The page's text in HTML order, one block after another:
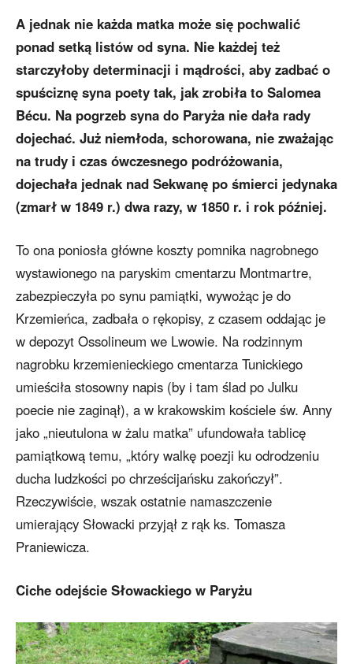
A jednak nie każda matka może się pochwalić
ponad setką listów od syna. Nie każdej też
starczyłoby determinacji i mądrości, aby zadbać o
spuściznę syna poety tak, jak zrobiła to Salomea
Bécu. Na pogrzeb syna do Paryża nie dała rady
dojechać. Już niemłoda, schorowana, nie zważając
na trudy i czas ówczesnego podróżowania,
dojechała jednak nad Sekwanę po śmierci jedynaka
(zmarł w 1849 r.) dwa razy, w 1850 r. i rok później.
To ona poniosła główne koszty pomnika nagrobnego
wystawionego na paryskim cmentarzu Montmartre,
zabezpieczyła po synu pamiątki, wywożąc je do
Krzemieńca, zadbała o rękopisy, z czasem oddając je
w depozyt Ossolineum we Lwowie. Na rodzinnym
nagrobku krzemienieckiego cmentarza Tunickiego
umieściła stosowny napis (by i tam ślad po Julku
poecie nie zaginął), a w krakowskim kościele św. Anny
jako „nieutulona w żalu matka” ufundowała tablicę
pamiątkową temu, „który walkę poezji ku odrodzeniu
ducha ludzkości po chrześcijańsku zakończył”.
Rzeczywiście, wszak ostatnie namaszczenie
umierający Słowacki przyjął z rąk ks. Tomasza
Praniewicza.
Ciche odejście Słowackiego w Paryżu